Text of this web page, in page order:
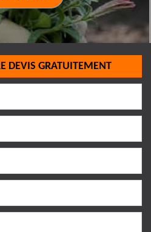
DEVIS GRATUITEMENT